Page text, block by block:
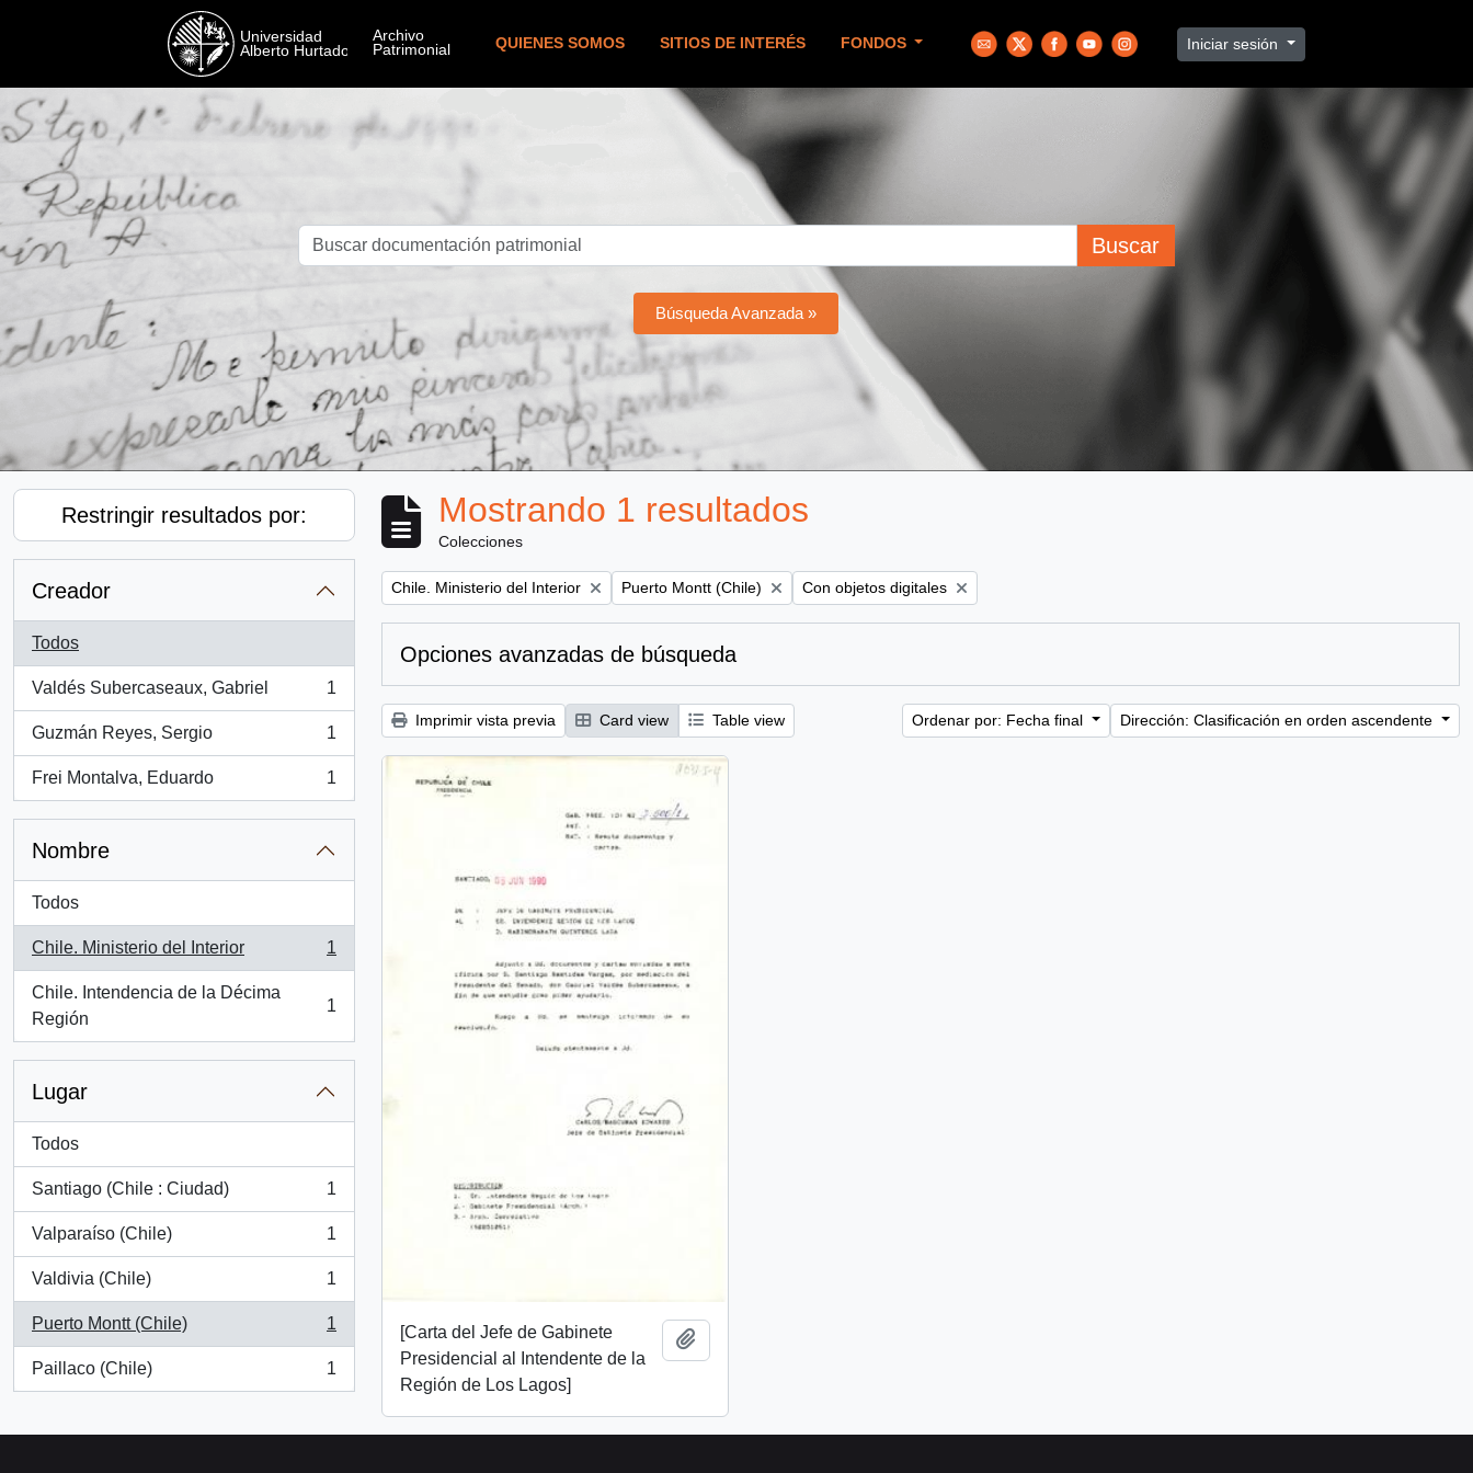
QUIENES SOMOS SITIOS DE INTERÉS FONDOS Iniciar sesión
Buscar
Búsqueda Avanzada »
Restringir resultados por:
Creador
Todos
Valdés Subercaseaux, Gabriel
, 1 resultados
1
Guzmán Reyes, Sergio
, 1 resultados
1
Frei Montalva, Eduardo
, 1 resultados
1
Nombre
Todos
Chile. Ministerio del Interior
, 1 resultados
1
Chile. Intendencia de la Décima
Región
, 1 resultados
1
Lugar
Todos
Santiago (Chile : Ciudad)
, 1 resultados
1
Valparaíso (Chile)
, 1 resultados
1
Valdivia (Chile)
, 1 resultados
1
Puerto Montt (Chile)
, 1 resultados
1
Paillaco (Chile)
, 1 resultados
1
Mostrando 1 resultados
Colecciones
Remove filter:
Chile. Ministerio del Interior Remove filter:
Puerto Montt (Chile) Remove filter:
Con objetos digitales
Opciones avanzadas de búsqueda
Imprimir vista previa Card view Table view Ordenar por: Fecha final Dirección: Clasificación en orden ascendente
[Carta del Jefe de Gabinete
Presidencial al Intendente de la
Región de Los Lagos]